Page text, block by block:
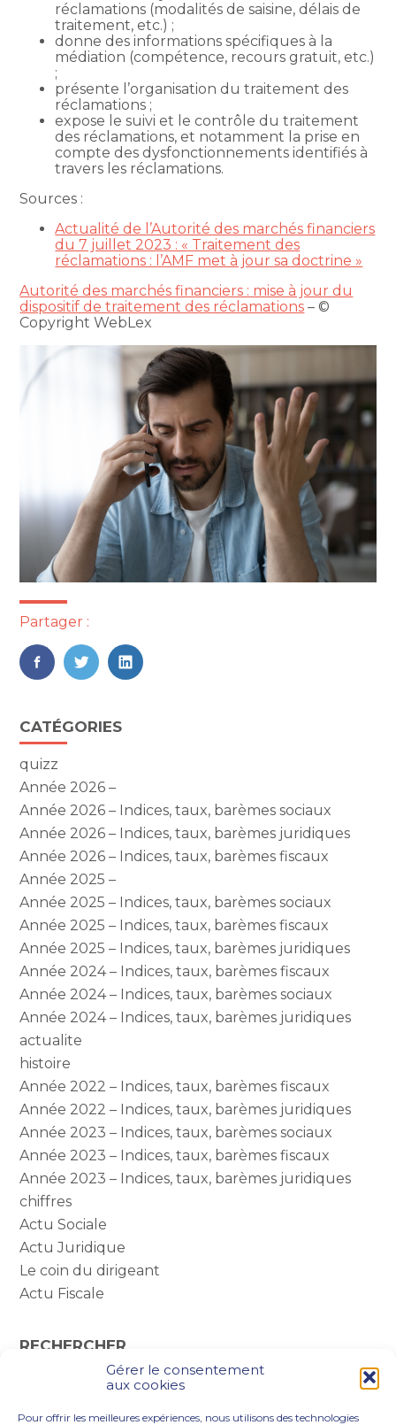
Gérer le consentement
aux cookies
Pour offrir les meilleures expériences, nous utilisons des technologies
réclamations (modalités de saisine, délais de
traitement, etc.) ;
donne des informations spécifiques à la
médiation (compétence, recours gratuit, etc.)
;
présente l’organisation du traitement des
réclamations ;
expose le suivi et le contrôle du traitement
des réclamations, et notamment la prise en
compte des dysfonctionnements identifiés à
travers les réclamations.
Sources :
Actualité de l’Autorité des marchés financiers
du 7 juillet 2023 : « Traitement des
réclamations : l’AMF met à jour sa doctrine »
Autorité des marchés financiers : mise à jour du
dispositif de traitement des réclamations – ©
Copyright WebLex
Partager :
FaceBook
TwitterLinkedIn
Blog
sidebar
CATÉGORIES
quizz
Année 2026 –
Année 2026 – Indices, taux, barèmes sociaux
Année 2026 – Indices, taux, barèmes juridiques
Année 2026 – Indices, taux, barèmes fiscaux
Année 2025 –
Année 2025 – Indices, taux, barèmes sociaux
Année 2025 – Indices, taux, barèmes fiscaux
Année 2025 – Indices, taux, barèmes juridiques
Année 2024 – Indices, taux, barèmes fiscaux
Année 2024 – Indices, taux, barèmes sociaux
Année 2024 – Indices, taux, barèmes juridiques
actualite
histoire
Année 2022 – Indices, taux, barèmes fiscaux
Année 2022 – Indices, taux, barèmes juridiques
Année 2023 – Indices, taux, barèmes sociaux
Année 2023 – Indices, taux, barèmes fiscaux
Année 2023 – Indices, taux, barèmes juridiques
chiffres
Actu Sociale
Actu Juridique
Le coin du dirigeant
Actu Fiscale
RECHERCHER
Rechercher :